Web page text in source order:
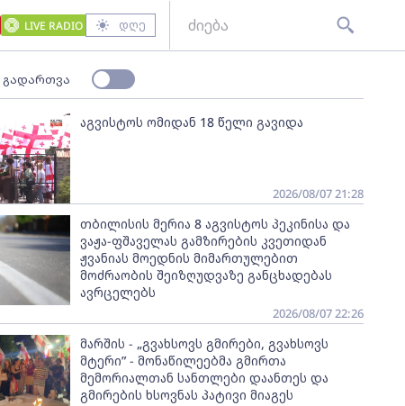
LIVE RADIO დღე
აგვისტოს ომიდან 18 წელი გავიდა
2026/08/07 21:28
თბილისის მერია 8 აგვისტოს პეკინისა და
ვაჟა-ფშაველას გამზირების კვეთიდან
ჟვანიას მოედნის მიმართულებით
მოძრაობის შეიზღუდვაზე განცხადებას
ავრცელებს
2026/08/07 22:26
მარშის - „გვახსოვს გმირები, გვახსოვს
მტერი” - მონაწილეებმა გმირთა
მემორიალთან სანთლები დაანთეს და
გმირების ხსოვნას პატივი მიაგეს